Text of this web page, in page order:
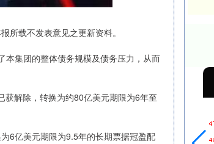
所载不发表意见之更新资料。
本集团的整体债务规模及债务压力，从而
解除，转换为约80亿美元期限为6年至
6亿美元期限为9.5年的长期票据冠盈配